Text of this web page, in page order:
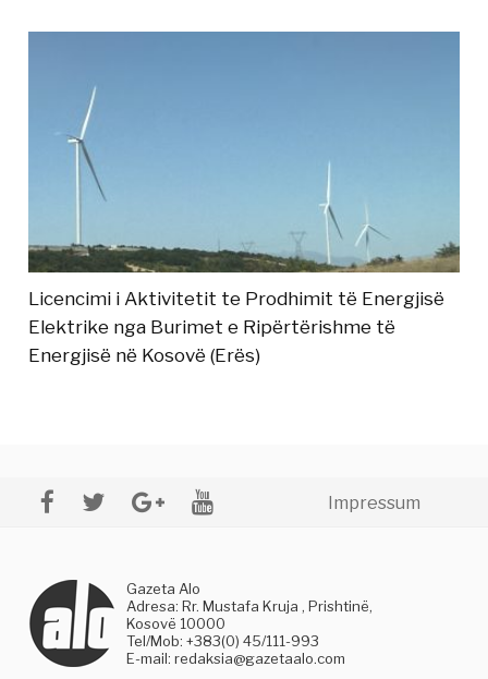
Licencimi i Aktivitetit te Prodhimit të Energjisë
Elektrike nga Burimet e Ripërtërishme të
Energjisë në Kosovë (Erës)
Impressum
Gazeta Alo
Adresa: Rr. Mustafa Kruja , Prishtinë,
Kosovë 10000
Tel/Mob: +383(0) 45/111-993
E-mail:redaksia@gazetaalo.com